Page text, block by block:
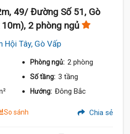
49/ Đường Số 51, Gò
2 phòng ngủ
Tây, Gò Vấp
Phòng ngủ: 2 phòng
Số tầng: 3 tầng
Hướng: Đông Bắc
So sánh Chia sẻ